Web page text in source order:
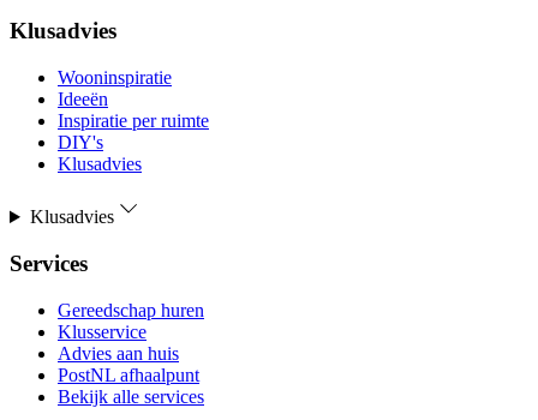
Klusadvies
Wooninspiratie
Ideeën
Inspiratie per ruimte
DIY's
Klusadvies
Klusadvies
Services
Gereedschap huren
Klusservice
Advies aan huis
PostNL afhaalpunt
Bekijk alle services